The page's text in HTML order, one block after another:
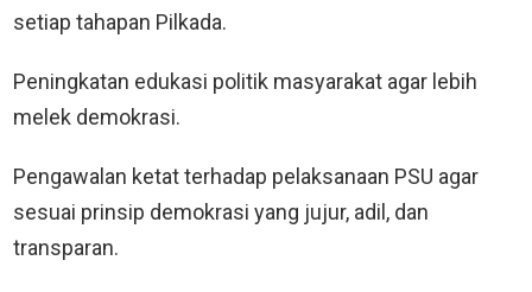
setiap tahapan Pilkada.
Peningkatan edukasi politik masyarakat agar lebih
melek demokrasi.
Pengawalan ketat terhadap pelaksanaan PSU agar
sesuai prinsip demokrasi yang jujur, adil, dan
transparan.